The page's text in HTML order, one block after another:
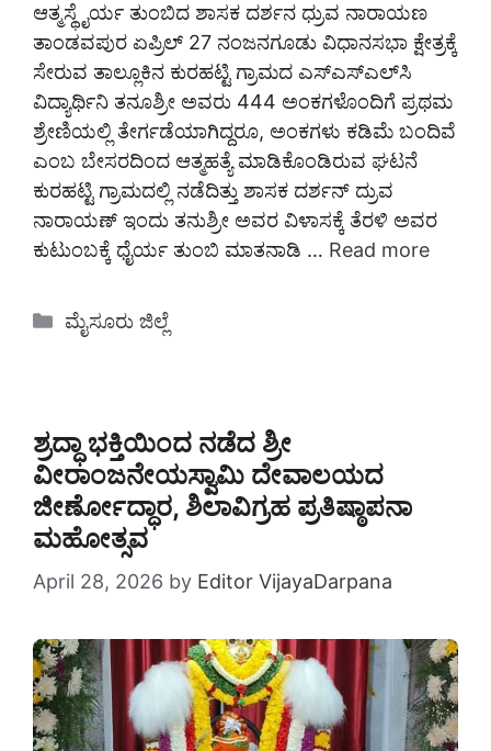
ಆತ್ಮಸ್ಥೈರ್ಯ ತುಂಬಿದ ಶಾಸಕ ದರ್ಶನ ಧ್ರುವ ನಾರಾಯಣ
ತಾಂಡವಪುರ ಏಪ್ರಿಲ್ 27 ನಂಜನಗೂಡು ವಿಧಾನಸಭಾ ಕ್ಷೇತ್ರಕ್ಕೆ
ಸೇರುವ ತಾಲ್ಲೂಕಿನ ಕುರಹಟ್ಟಿ ಗ್ರಾಮದ ಎಸ್‌ಎಸ್‌ಎಲ್‌ಸಿ
ವಿದ್ಯಾರ್ಥಿನಿ ತನೂಶ್ರೀ ಅವರು 444 ಅಂಕಗಳೊಂದಿಗೆ ಪ್ರಥಮ
ಶ್ರೇಣಿಯಲ್ಲಿ ತೇರ್ಗಡೆಯಾಗಿದ್ದರೂ, ಅಂಕಗಳು ಕಡಿಮೆ ಬಂದಿವೆ
ಎಂಬ ಬೇಸರದಿಂದ ಆತ್ಮಹತ್ಯೆ ಮಾಡಿಕೊಂಡಿರುವ ಘಟನೆ
ಕುರಹಟ್ಟಿ ಗ್ರಾಮದಲ್ಲಿ ನಡೆದಿತ್ತು ಶಾಸಕ ದರ್ಶನ್ ದ್ರುವ
ನಾರಾಯಣ್ ಇಂದು ತನುಶ್ರೀ ಅವರ ವಿಳಾಸಕ್ಕೆ ತೆರಳಿ ಅವರ
ಕುಟುಂಬಕ್ಕೆ ಧೈರ್ಯ ತುಂಬಿ ಮಾತನಾಡಿ … Read more
Categories
ಮೈಸೂರು ಜಿಲ್ಲೆ
ಶ್ರದ್ಧಾ ಭಕ್ತಿಯಿಂದ ನಡೆದ ಶ್ರೀ
ವೀರಾಂಜನೇಯಸ್ವಾಮಿ ದೇವಾಲಯದ
ಜೀರ್ಣೋದ್ಧಾರ, ಶಿಲಾವಿಗ್ರಹ ಪ್ರತಿಷ್ಠಾಪನಾ
ಮಹೋತ್ಸವ
April 28, 2026 by Editor VijayaDarpana